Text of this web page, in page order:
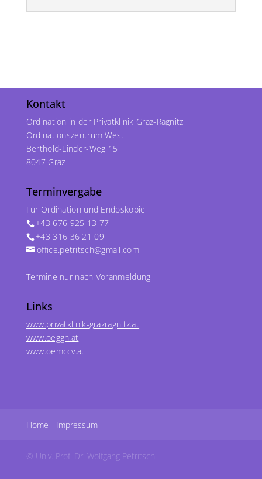
Kontakt
Ordination in der Privatklinik Graz-Ragnitz
Ordinationszentrum West
Berthold-Linder-Weg 15
8047 Graz
Terminvergabe
Für Ordination und Endoskopie
+43 676 925 13 77
+43 316 36 21 09
office.petritsch@gmail.com
Termine nur nach Voranmeldung
Links
www.privatklinik-grazragnitz.at
www.oeggh.at
www.oemccv.at
Home Impressum
© Univ. Prof. Dr. Wolfgang Petritsch